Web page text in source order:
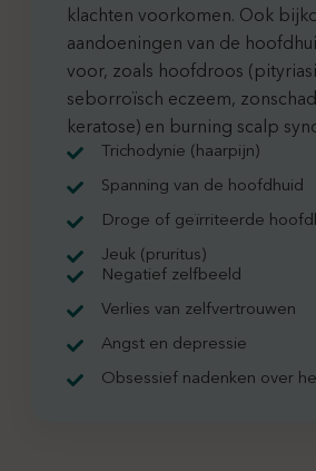
klachten voorkomen. Ook
aandoeningen van de
voor, zoals hoofdroos
seborroïsch eczeem,
keratose) en burning scalp
Trichodynie (haarpijn)
Spanning van de hoofdhuid
Droge of geïrriteerde
Jeuk (pruritus)
Negatief zelfbeeld
Verlies van zelfvertrouwen
Angst en depressie
Obsessief nadenken over